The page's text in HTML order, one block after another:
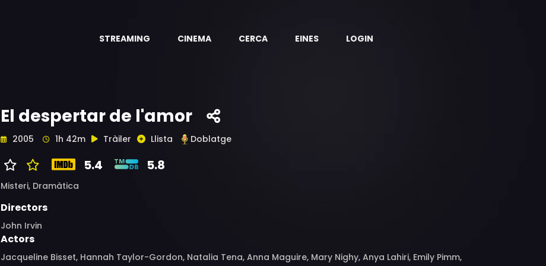
STREAMING CINEMA CERCA EINES LOGIN
El despertar de l'amor
2005 1h 42m Tràiler Llista Doblatge
5.4 5.8
Misteri, Dramàtica
Directors
John Irvin
Actors
Jacqueline Bisset, Hannah Taylor-Gordon, Natalia Tena, Anna Maguire, Mary Nighy, Anya Lahiri, Emily Pimm,